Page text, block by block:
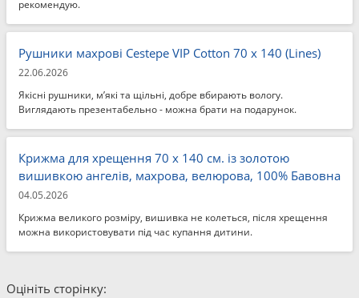
рекомендую.
Рушники махрові Cestepe VIP Cotton 70 x 140 (Lines)
22.06.2026
Якісні рушники, м’які та щільні, добре вбирають вологу.
Виглядають презентабельно - можна брати на подарунок.
Крижма для хрещення 70 x 140 см. із золотою
вишивкою ангелів, махрова, велюрова, 100% Бавовна
04.05.2026
Крижма великого розміру, вишивка не колеться, після хрещення
можна використовувати під час купання дитини.
Оцініть сторінку: